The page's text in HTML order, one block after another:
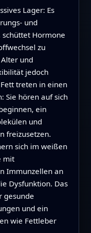
Lager: Es
und
Hormone
zu
und
jedoch
treten in einen
Sie hören auf sich
ein
und
freizusetzen.
sich im weißen
mit
Immunzellen an
Dysfunktion. Das
gesunde
und ein
wie Fettleber